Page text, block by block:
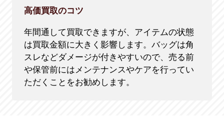
高価買取のコツ
年間通して買取できますが、アイテムの状態
は買取金額に大きく影響します。バッグは角
スレなどダメージが付きやすいので、売る前
や保管前にはメンテナンスやケアを行ってい
ただくことをお勧めします。